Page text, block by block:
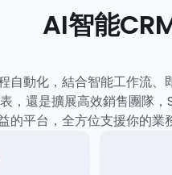
AI智能
自動化，結合智能工作流、
，還是擴展高效銷售團隊
平台，全方位支援你的業